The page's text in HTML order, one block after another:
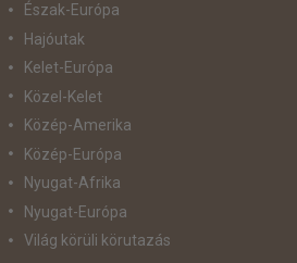
Észak-Európa
Hajóutak
Kelet-Európa
Közel-Kelet
Közép-Amerika
Közép-Európa
Nyugat-Afrika
Nyugat-Európa
Világ körüli körutazás